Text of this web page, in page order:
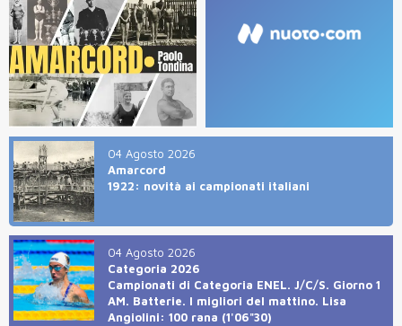
04 Agosto 2026
Amarcord
1922: novità ai campionati italiani
04 Agosto 2026
Categoria 2026
Campionati di Categoria ENEL. J/C/S. Giorno 1
AM. Batterie. I migliori del mattino. Lisa
Angiolini: 100 rana (1'06"30)